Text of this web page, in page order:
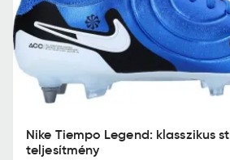
Nike Tiempo Legend: klasszikus
teljesítmény